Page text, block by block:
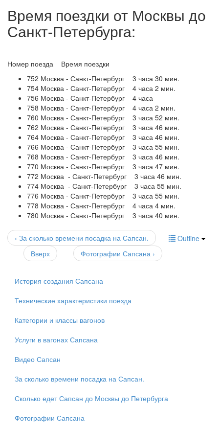
Время поездки от Москвы до
Санкт-Петербурга:
Номер поезда Время поездки
752 Москва - Санкт-Петербург 3 часа 30 мин.
754 Москва - Санкт-Петербург 4 часа 2 мин.
756 Москва - Санкт-Петербург 4 часа
758 Москва - Санкт-Петербург 4 часа 2 мин.
760 Москва - Санкт-Петербург 3 часа 52 мин.
762 Москва - Санкт-Петербург 3 часа 46 мин.
764 Москва - Санкт-Петербург 3 часа 46 мин.
766 Москва - Санкт-Петербург 3 часа 55 мин.
768 Москва - Санкт-Петербург 3 часа 46 мин.
770 Москва - Санкт-Петербург 3 часа 47 мин.
772 Москва - Санкт-Петербург 3 часа 46 мин.
774 Москва - Санкт-Петербург 3 часа 55 мин.
776 Москва - Санкт-Петербург 3 часа 55 мин.
778 Москва - Санкт-Петербург 4 часа 4 мин.
780 Москва - Санкт-Петербург 3 часа 40 мин.
Outline
‹ За сколько времени посадка на Сапсан.
Вверх
Фотографии Сапсана ›
История создания Сапсана
Технические характеристики поезда
Категории и классы вагонов
Услуги в вагонах Сапсана
Видео Сапсан
За сколько времени посадка на Сапсан.
Сколько едет Сапсан до Москвы до Петербурга
Фотографии Сапсана